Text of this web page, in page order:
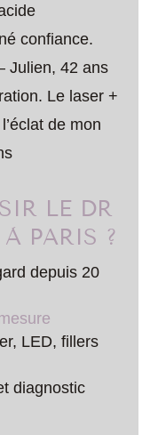
confiance.
Julien, 42 ans
Le laser +
de mon
LE DR
PARIS ?
depuis 20
LED, fillers
diagnostic